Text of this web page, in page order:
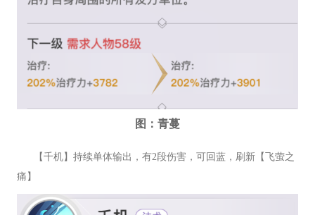
图：青蔓
【千机】持续单体输出，有2段伤害，可回蓝，刷新【飞萤之
痛】